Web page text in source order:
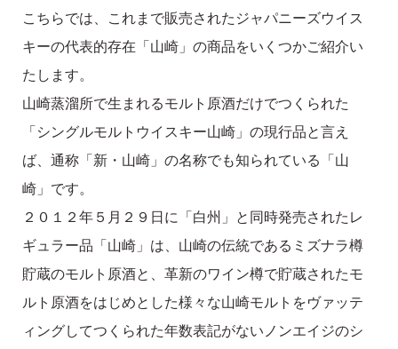
こちらでは、これまで販売されたジャパニーズウイス
キーの代表的存在「山崎」の商品をいくつかご紹介い
たします。
山崎蒸溜所で生まれるモルト原酒だけでつくられた
「シングルモルトウイスキー山崎」の現行品と言え
ば、通称「新・山崎」の名称でも知られている「山
崎」です。
２０１２年５月２９日に「白州」と同時発売されたレ
ギュラー品「山崎」は、山崎の伝統であるミズナラ樽
貯蔵のモルト原酒と、革新のワイン樽で貯蔵されたモ
ルト原酒をはじめとした様々な山崎モルトをヴァッテ
ィングしてつくられた年数表記がないノンエイジのシ